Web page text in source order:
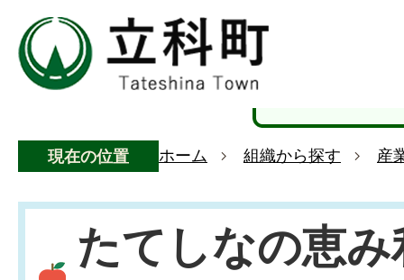
現在の位置 ホーム 組織から探す 産
たてしなの恵